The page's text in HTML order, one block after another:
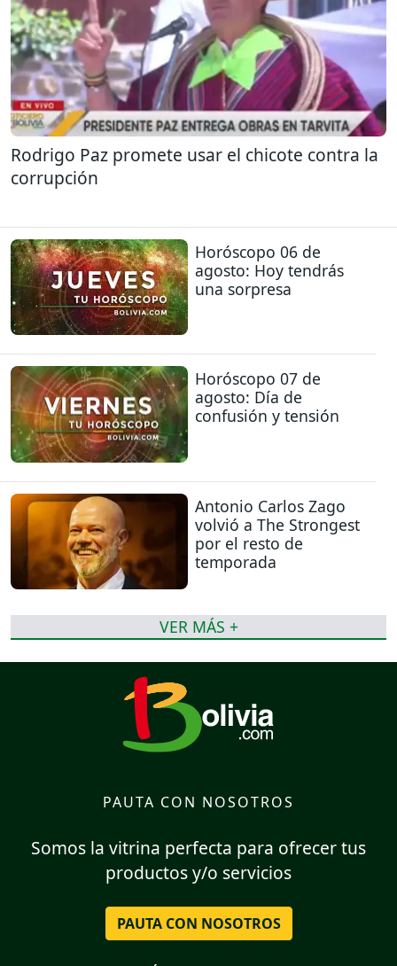
Rodrigo Paz promete usar el chicote contra la
corrupción
Horóscopo 06 de
agosto: Hoy tendrás
una sorpresa
Horóscopo 07 de
agosto: Día de
confusión y tensión
Antonio Carlos Zago
volvió a The Strongest
por el resto de
temporada
VER MÁS +
PAUTA CON NOSOTROS
Somos la vitrina perfecta para ofrecer tus
productos y/o servicios
PAUTA CON NOSOTROS